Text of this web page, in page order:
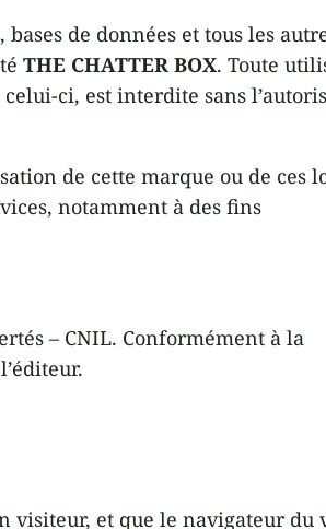
de données et tous les
THE CHATTER BOX. Toute
ci, est interdite sans
de cette marque ou de ces
notamment à des fins
– CNIL. Conformément à la
visiteur, et que le navigateur du